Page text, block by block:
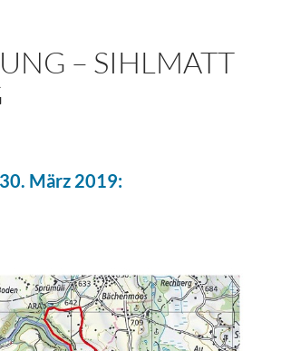
– SIHLMATT
März 2019: